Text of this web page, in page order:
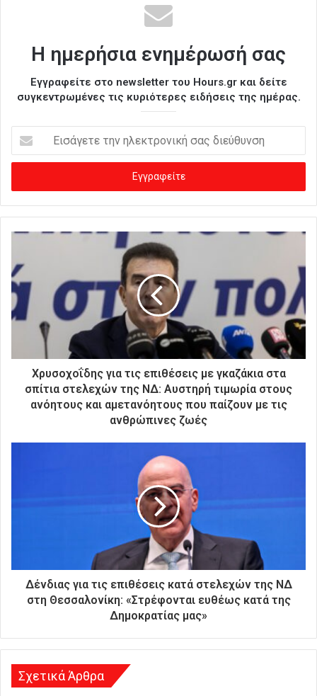
Η ημερήσια ενημέρωσή σας
Εγγραφείτε στο newsletter του Hours.gr και δείτε
συγκεντρωμένες τις κυριότερες ειδήσεις της ημέρας.
σ
γ
ε
η
ν
η
λ
τ
ή
Χρυσοχοΐδης για τις επιθέσεις με γκαζάκια στα
σπίτια στελεχών της ΝΔ: Αυστηρή τιμωρία στους
ανόητους και αμετανόητους που παίζουν με τις
ανθρώπινες ζωές
Δένδιας για τις επιθέσεις κατά στελεχών της ΝΔ
στη Θεσσαλονίκη: «Στρέφονται ευθέως κατά της
Δημοκρατίας μας»
Σχετικά Άρθρα